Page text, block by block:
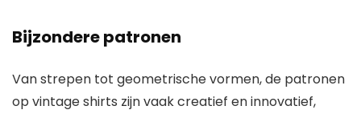
Bijzondere patronen
Van strepen tot geometrische vormen, de patronen
op vintage shirts zijn vaak creatief en innovatief,